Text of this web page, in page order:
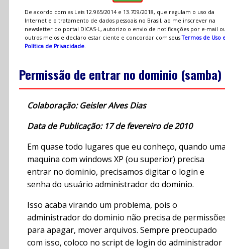
De acordo com as Leis 12.965/2014 e 13.709/2018, que regulam o uso da
Internet e o tratamento de dados pessoais no Brasil, ao me inscrever na
newsletter do portal DICAS-L, autorizo o envio de notificações por e-mail
outros meios e declaro estar ciente e concordar com seusTermos de Uso
Política de Privacidade.
Permissão de entrar no dominio (samba)
Colaboração: Geisler Alves Dias
Data de Publicação: 17 de fevereiro de 2010
Em quase todo lugares que eu conheço, quando
maquina com windows XP (ou superior) precisa
entrar no dominio, precisamos digitar o login e
senha do usuário administrador do dominio.
Isso acaba virando um problema, pois o
administrador do dominio não precisa de
para apagar, mover arquivos. Sempre preocupado
com isso, coloco no script de login do administrador